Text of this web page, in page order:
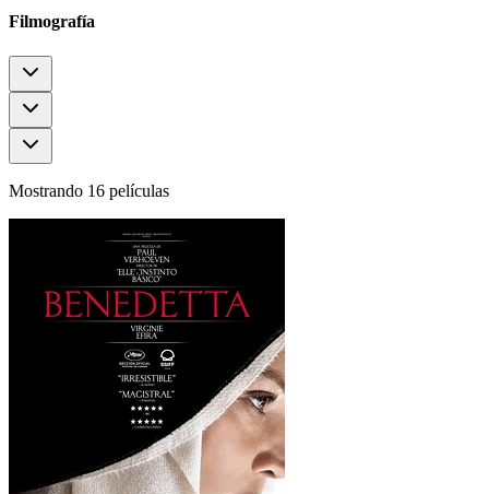
Filmografía
Mostrando 16 películas